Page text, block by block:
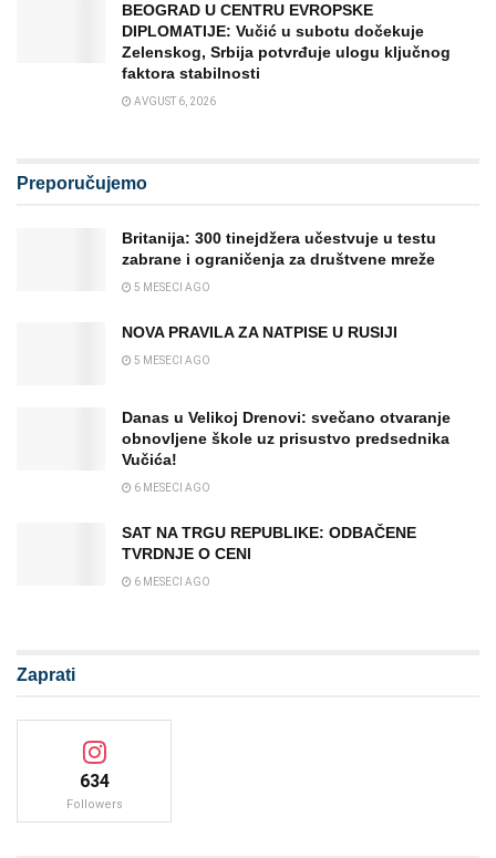
BEOGRAD U CENTRU EVROPSKE
DIPLOMATIJE: Vučić u subotu dočekuje
Zelenskog, Srbija potvrđuje ulogu ključnog
faktora stabilnosti
AVGUST 6, 2026
Preporučujemo
Britanija: 300 tinejdžera učestvuje u testu
zabrane i ograničenja za društvene mreže
5 MESECI AGO
NOVA PRAVILA ZA NATPISE U RUSIJI
5 MESECI AGO
Danas u Velikoj Drenovi: svečano otvaranje
obnovljene škole uz prisustvo predsednika
Vučića!
6 MESECI AGO
SAT NA TRGU REPUBLIKE: ODBAČENE
TVRDNJE O CENI
6 MESECI AGO
Zaprati
634
Followers